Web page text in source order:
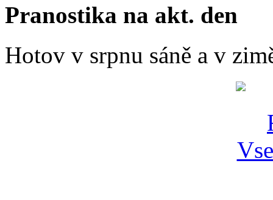
Pranostika na akt. den
Hotov v srpnu sáně a v